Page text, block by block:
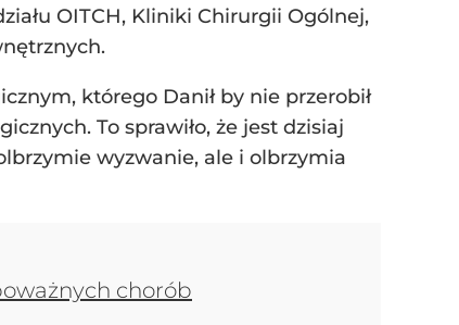
OITCH, Kliniki Chirurgii Ogólnej,
którego Danił by nie przerobił
To sprawiło, że jest dzisiaj
wyzwanie, ale i olbrzymia
chorób